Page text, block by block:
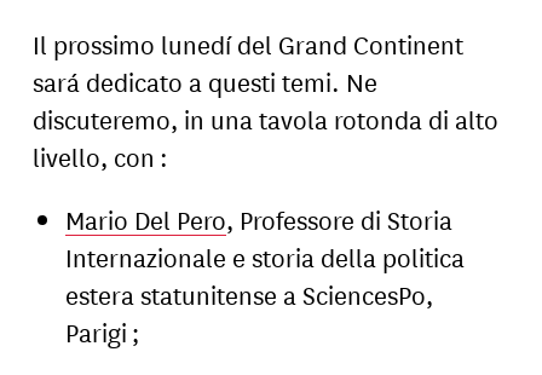
Il prossimo lunedí del Grand Continent
sará dedicato a questi temi. Ne
discuteremo, in una tavola rotonda di alto
livello, con :
Mario Del Pero, Professore di Storia
Internazionale e storia della politica
estera statunitense a SciencesPo,
Parigi ;